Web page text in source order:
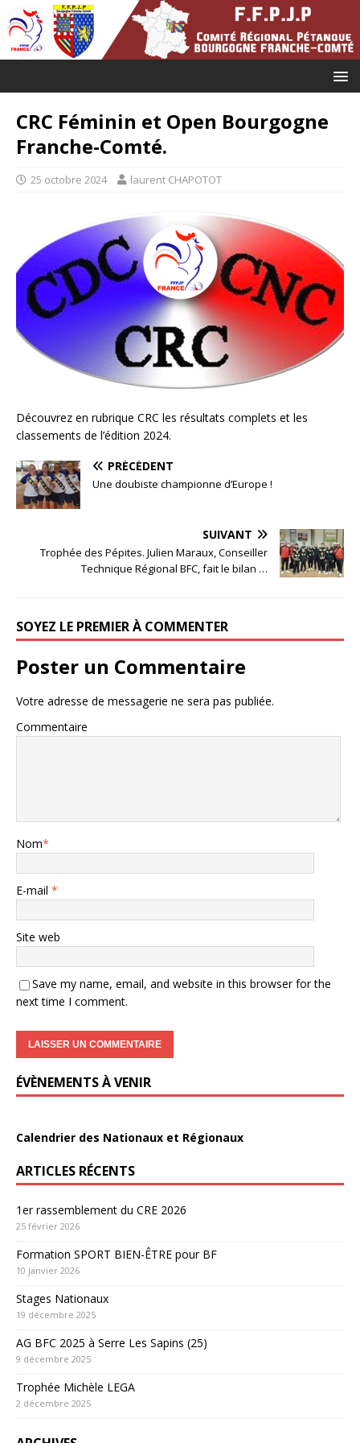
CRC Féminin et Open Bourgogne
Franche-Comté.
25 octobre 2024 laurent CHAPOTOT
Découvrez en rubrique CRC les résultats complets et les
classements de l’édition 2024.
PRÉCÉDENT
Une doubiste championne d’Europe !
SUIVANT
Trophée des Pépites. Julien Maraux, Conseiller
Technique Régional BFC, fait le bilan …
SOYEZ LE PREMIER À COMMENTER
Poster un Commentaire
Votre adresse de messagerie ne sera pas publiée.
Commentaire
Nom*
E-mail *
Site web
Save my name, email, and website in this browser for the
next time I comment.
ÉVÈNEMENTS À VENIR
Calendrier des Nationaux et Régionaux
ARTICLES RÉCENTS
1er rassemblement du CRE 2026
25 février 2026
Formation SPORT BIEN-ÊTRE pour BF
10 janvier 2026
Stages Nationaux
19 décembre 2025
AG BFC 2025 à Serre Les Sapins (25)
9 décembre 2025
Trophée Michèle LEGA
2 décembre 2025